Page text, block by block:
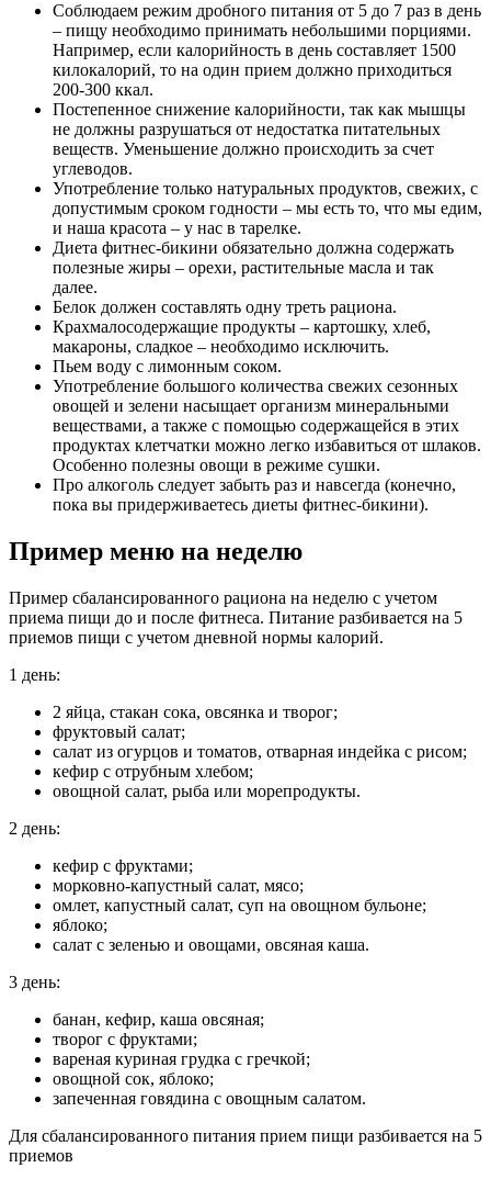
Соблюдаем режим дробного питания от 5 до 7 раз в день
– пищу необходимо принимать небольшими порциями.
Например, если калорийность в день составляет 1500
килокалорий, то на один прием должно приходиться
200-300 ккал.
Постепенное снижение калорийности, так как мышцы
не должны разрушаться от недостатка питательных
веществ. Уменьшение должно происходить за счет
углеводов.
Употребление только натуральных продуктов, свежих, с
допустимым сроком годности – мы есть то, что мы едим,
и наша красота – у нас в тарелке.
Диета фитнес-бикини обязательно должна содержать
полезные жиры – орехи, растительные масла и так
далее.
Белок должен составлять одну треть рациона.
Крахмалосодержащие продукты – картошку, хлеб,
макароны, сладкое – необходимо исключить.
Пьем воду с лимонным соком.
Употребление большого количества свежих сезонных
овощей и зелени насыщает организм минеральными
веществами, а также с помощью содержащейся в этих
продуктах клетчатки можно легко избавиться от шлаков.
Особенно полезны овощи в режиме сушки.
Про алкоголь следует забыть раз и навсегда (конечно,
пока вы придерживаетесь диеты фитнес-бикини).
Пример меню на неделю
Пример сбалансированного рациона на неделю с учетом
приема пищи до и после фитнеса. Питание разбивается на 5
приемов пищи с учетом дневной нормы калорий.
1 день:
2 яйца, стакан сока, овсянка и творог;
фруктовый салат;
салат из огурцов и томатов, отварная индейка с рисом;
кефир с отрубным хлебом;
овощной салат, рыба или морепродукты.
2 день:
кефир с фруктами;
морковно-капустный салат, мясо;
омлет, капустный салат, суп на овощном бульоне;
яблоко;
салат с зеленью и овощами, овсяная каша.
3 день:
банан, кефир, каша овсяная;
творог с фруктами;
вареная куриная грудка с гречкой;
овощной сок, яблоко;
запеченная говядина с овощным салатом.
Для сбалансированного питания прием пищи разбивается на 5
приемов